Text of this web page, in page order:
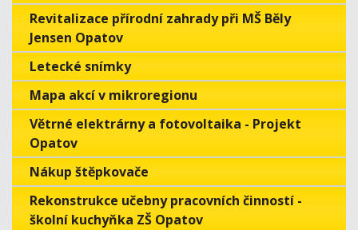
Revitalizace přírodní zahrady při MŠ Běly
Jensen Opatov
Letecké snímky
Mapa akcí v mikroregionu
Větrné elektrárny a fotovoltaika - Projekt
Opatov
Nákup štěpkovače
Rekonstrukce učebny pracovních činností -
školní kuchyňka ZŠ Opatov